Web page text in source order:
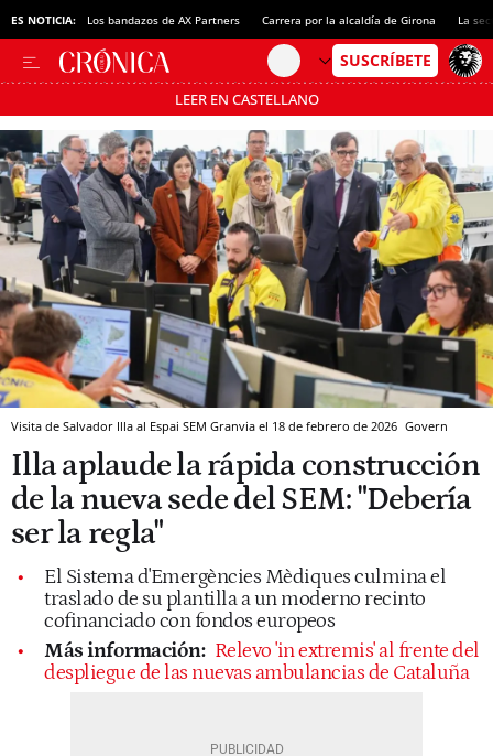
ES NOTICIA: Los bandazos de AX Partners Carrera por la alcaldía de Girona La
LEER EN CASTELLANO
Pásate al MODO AHORRO
Visita de Salvador Illa al Espai SEM Granvia el 18 de febrero de 2026 Govern
Illa aplaude la rápida construcción
de la nueva sede del SEM: "Debería
ser la regla"
El Sistema d'Emergències Mèdiques culmina el
traslado de su plantilla a un moderno recinto
cofinanciado con fondos europeos
Más información: Relevo 'in extremis' al frente del
despliegue de las nuevas ambulancias de Cataluña